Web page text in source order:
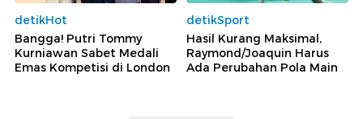
detikHot
Bangga! Putri Tommy
Kurniawan Sabet Medali
Emas Kompetisi di London
detikSport
Hasil Kurang Maksimal,
Raymond/Joaquin Harus
Ada Perubahan Pola Main